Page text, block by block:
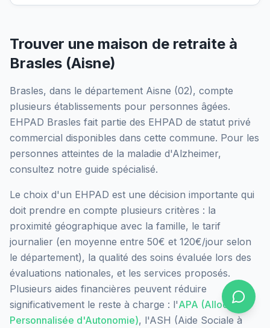
Trouver une maison de retraite à
Brasles (Aisne)
Brasles, dans le département Aisne (02), compte
plusieurs établissements pour personnes âgées.
EHPAD Brasles fait partie des EHPAD de statut privé
commercial disponibles dans cette commune. Pour les
personnes atteintes de la maladie d'Alzheimer,
consultez notre guide spécialisé.
Le choix d'un EHPAD est une décision importante qui
doit prendre en compte plusieurs critères : la
proximité géographique avec la famille, le tarif
journalier (en moyenne entre 50€ et 120€/jour selon
le département), la qualité des soins évaluée lors des
évaluations nationales, et les services proposés.
Plusieurs aides financières peuvent réduire
significativement le reste à charge : l'APA (Allocation
Personnalisée d'Autonomie), l'ASH (Aide Sociale à